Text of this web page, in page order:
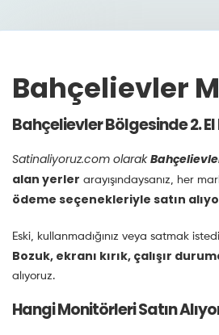
Bahçelievler
Bahçelievler Bölgesinde 2.
Satinaliyoruz.com olarak
alan yerler arayışındaysanız, her
ödeme seçenekleriyle satın
Eski, kullanmadığınız veya satmak
Bozuk, ekranı kırık, çalışır
alıyoruz.
Hangi Monitörleri Satın